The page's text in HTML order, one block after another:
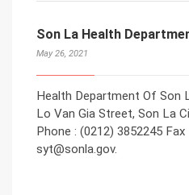
Son La Health
May 26, 2021
Health Department Of Son
Lo Van Gia Street, Son La
Phone : (0212) 3852245
syt@sonla.gov.